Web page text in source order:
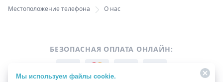
Местоположение телефона
О нас
БЕЗОПАСНАЯ ОПЛАТА ОНЛАЙН:
Мы используем файлы cookie.